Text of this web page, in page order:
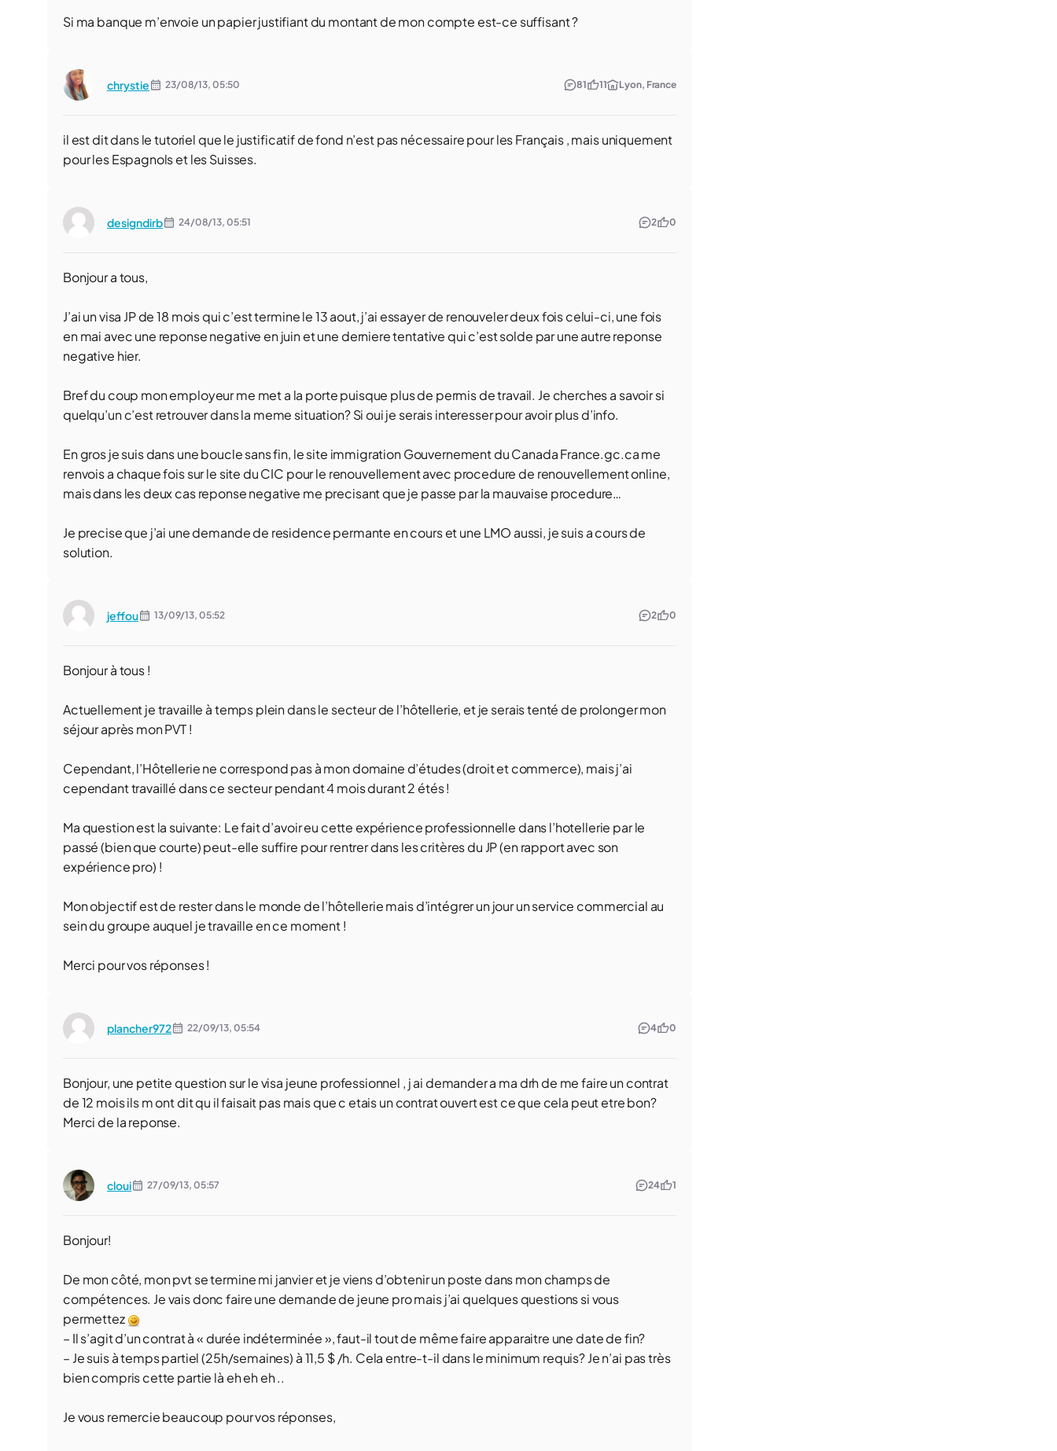
Si ma banque m’envoie un papier justifiant du montant de mon compte est-ce suffisant ?
chrystie 23/08/13, 05:50 81 11 Lyon, France
il est dit dans le tutoriel que le justificatif de fond n’est pas nécessaire pour les Français , mais uniquement
pour les Espagnols et les Suisses.
designdirb 24/08/13, 05:51 2 0
Bonjour a tous,
J’ai un visa JP de 18 mois qui c’est termine le 13 aout, j’ai essayer de renouveler deux fois celui-ci, une fois
en mai avec une reponse negative en juin et une derniere tentative qui c’est solde par une autre reponse
negative hier.
Bref du coup mon employeur me met a la porte puisque plus de permis de travail. Je cherches a savoir si
quelqu’un c’est retrouver dans la meme situation? Si oui je serais interesser pour avoir plus d’info.
En gros je suis dans une boucle sans fin, le site immigration Gouvernement du Canada France.gc.ca me
renvois a chaque fois sur le site du CIC pour le renouvellement avec procedure de renouvellement online,
mais dans les deux cas reponse negative me precisant que je passe par la mauvaise procedure…
Je precise que j’ai une demande de residence permante en cours et une LMO aussi, je suis a cours de
solution.
jeffou 13/09/13, 05:52 2 0
Bonjour à tous !
Actuellement je travaille à temps plein dans le secteur de l’hôtellerie, et je serais tenté de prolonger mon
séjour après mon PVT !
Cependant, l’Hôtellerie ne correspond pas à mon domaine d’études (droit et commerce), mais j’ai
cependant travaillé dans ce secteur pendant 4 mois durant 2 étés !
Ma question est la suivante: Le fait d’avoir eu cette expérience professionnelle dans l’hotellerie par le
passé (bien que courte) peut-elle suffire pour rentrer dans les critères du JP (en rapport avec son
expérience pro) !
Mon objectif est de rester dans le monde de l’hôtellerie mais d’intégrer un jour un service commercial au
sein du groupe auquel je travaille en ce moment !
Merci pour vos réponses !
plancher972 22/09/13, 05:54 4 0
Bonjour, une petite question sur le visa jeune professionnel , j ai demander a ma drh de me faire un contrat
de 12 mois ils m ont dit qu il faisait pas mais que c etais un contrat ouvert est ce que cela peut etre bon?
Merci de la reponse.
cloui 27/09/13, 05:57 24 1
Bonjour!
De mon côté, mon pvt se termine mi janvier et je viens d’obtenir un poste dans mon champs de
compétences. Je vais donc faire une demande de jeune pro mais j’ai quelques questions si vous
permettez
– Il s’agit d’un contrat à « durée indéterminée », faut-il tout de même faire apparaitre une date de fin?
– Je suis à temps partiel (25h/semaines) à 11,5 $ /h. Cela entre-t-il dans le minimum requis? Je n’ai pas très
bien compris cette partie là eh eh eh ..
Je vous remercie beaucoup pour vos réponses,